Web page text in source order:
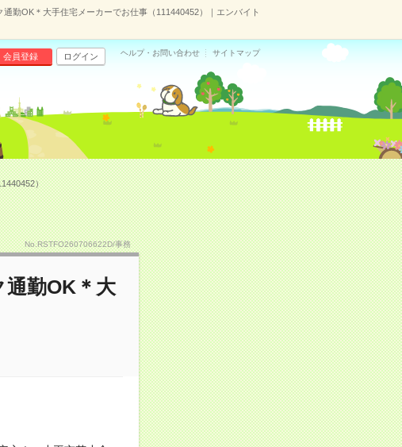
勤OK＊大手住宅メーカーでお仕事（111440452）｜エンバイト
会員登録 ログイン ヘルプ・お問い合わせ サイトマップ
）
No.RSTFO260706622D/事務
勤OK＊大